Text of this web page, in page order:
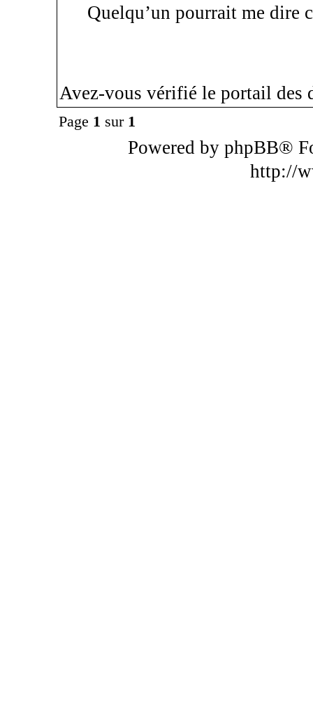
Quelqu’un pourrait me dire
Avez-vous vérifié le portail des
Page 1 sur 1
Powered by phpBB®
http://